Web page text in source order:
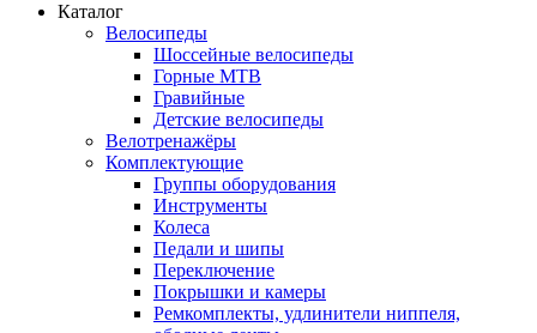
Каталог
Велосипеды
Шоссейные велосипеды
Горные МTB
Гравийные
Детские велосипеды
Велотренажёры
Комплектующие
Группы оборудования
Инструменты
Колеса
Педали и шипы
Переключение
Покрышки и камеры
Ремкомплекты, удлинители ниппеля,